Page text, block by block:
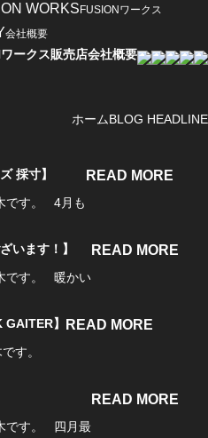
WORKS FUSIONワークス
会社概要
ークス販売店会社概要
ホームBLOG HEADLINE
採寸】
です。 4月も
READ MORE
います！】
です。 暖かい
READ MORE
】
です。
READ MORE
です。 四月最
READ MORE